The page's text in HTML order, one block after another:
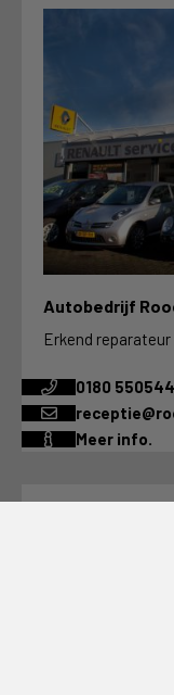
Autobedrijf
Erkend
0180 550544
Meer info.